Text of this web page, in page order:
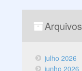
Arquivos
julho 2026
junho 2026